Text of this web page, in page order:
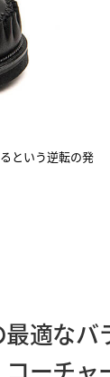
という逆転の発
適な
コーチャ